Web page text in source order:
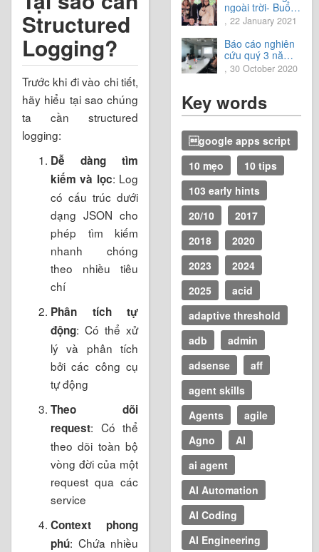
Structured
Logging?
Trước khi đi vào chi tiết,
hãy hiểu tại sao chúng
ta cần structured
logging:
Dễ dàng tìm
kiếm và lọc: Log
có cấu trúc dưới
dạng JSON cho
phép tìm kiếm
nhanh chóng
theo nhiều tiêu
chí
Phân tích tự
động: Có thể xử
lý và phân tích
bởi các công cụ
tự động
Theo dõi
request: Có thể
theo dõi toàn bộ
vòng đời của một
request qua các
service
Context phong
phú: Chứa nhiều
ngoài trời- Buổi
trải nghiệm tuyệt
vời.
, 22 January 2021
Báo cáo nghiên
cứu quý 3 năm
2020
, 30 October 2020
Key words
google apps script
10 mẹo
10 tips
103 early hints
20/10
2017
2018
2020
2023
2024
2025
acid
adaptive threshold
adb
admin
adsense
aff
agent skills
Agents
agile
Agno
AI
ai agent
AI Automation
AI Coding
AI Engineering